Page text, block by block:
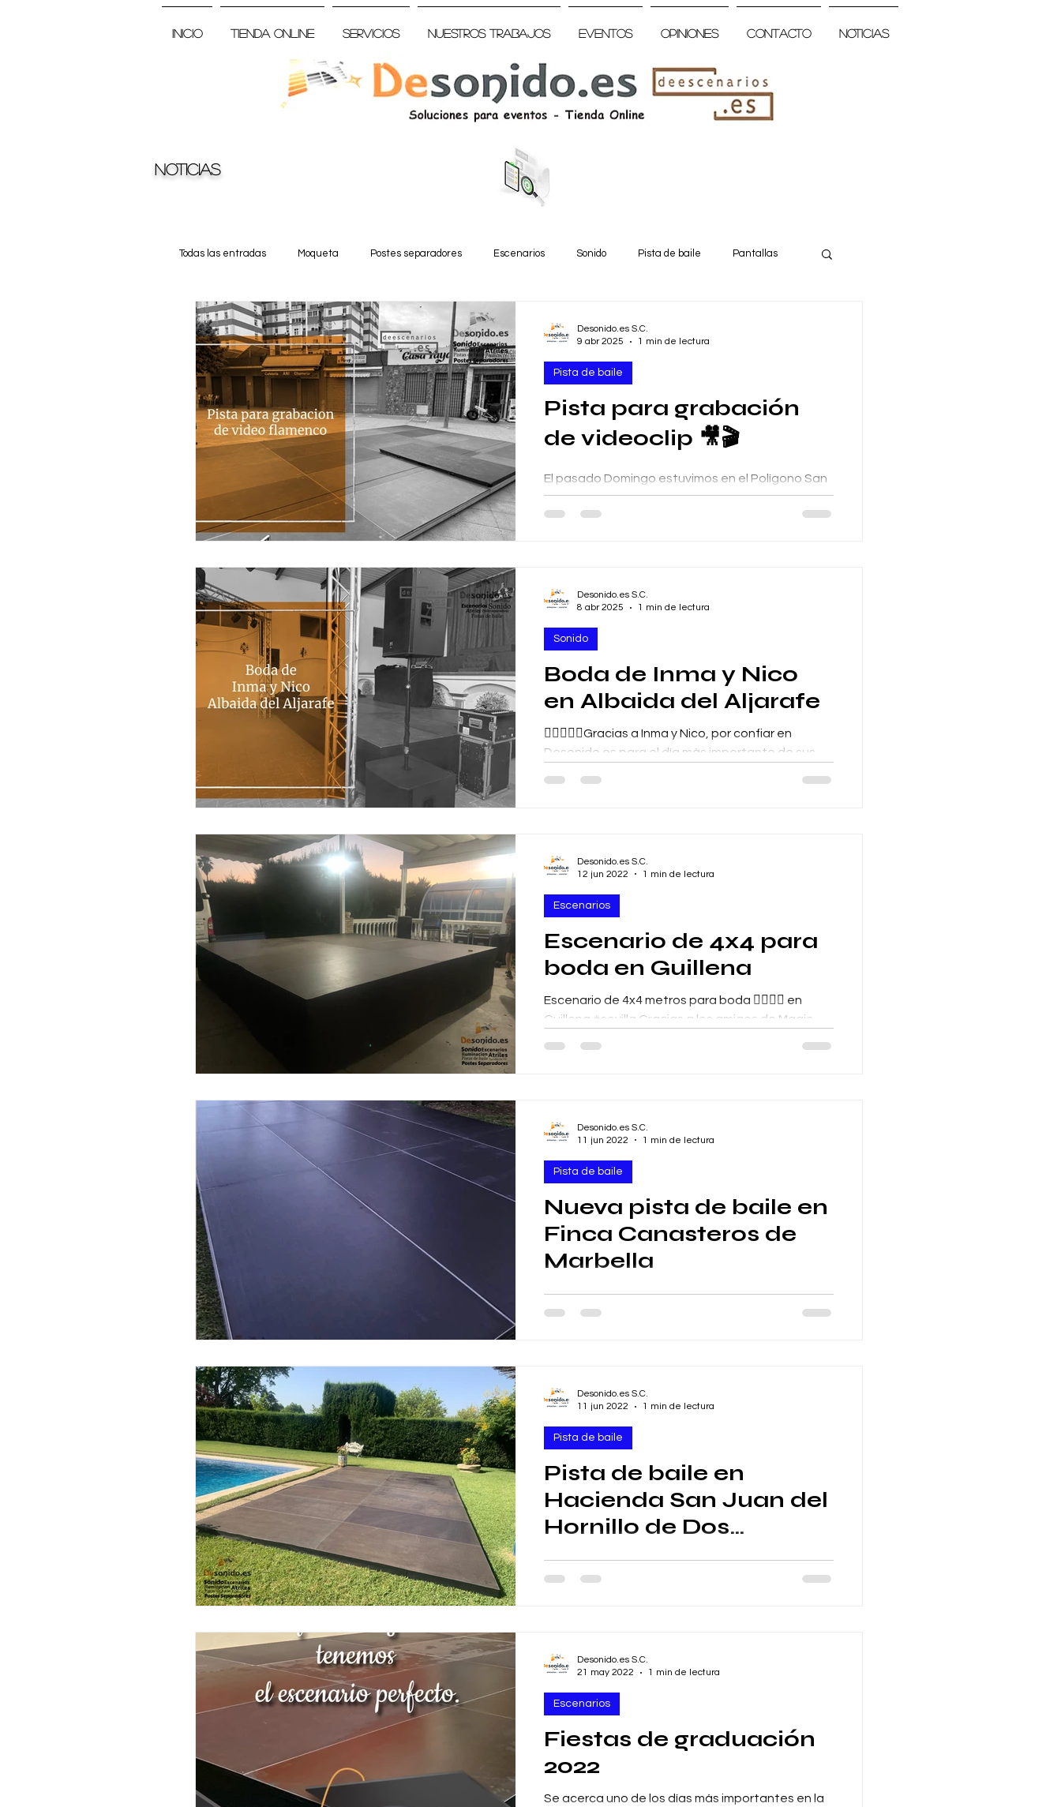
Inicio Tienda Online Servicios Nuestros trabajos Eventos Opiniones Contacto Noticias
Noticias
Todas las entradas Moqueta Postes separadores Escenarios Sonido Pista de baile Pantallas
Truss Noticia
Pista para grabación
de videoclip 🎥🎬
El pasado Domingo estuvimos en el Polígono San
Pablo con una pista de 8x5 metros con tarimas
TM440 para crear una superficie totalmente...
Pista de baile
Desonido.es S.C.
9 abr 2025
1 min de lectura
Boda de Inma y Nico
en Albaida del Aljarafe
👰‍♀️🤵🏼‍♂️Gracias a Inma y Nico, por confiar en
Desonido.es para el día más importante de sus
Sonido
Desonido.es S.C.
8 abr 2025
1 min de lectura
Escenario de 4x4 para
boda en Guillena
Escenario de 4x4 metros para boda 👰‍♀️🤵‍♂️ en
Guillena #sevilla Gracias a los amigos de Magic
Escenarios
Desonido.es S.C.
12 jun 2022
1 min de lectura
Nueva pista de baile en
Finca Canasteros de
Marbella
Nuestro cliente de la Finca Canasteros de
Marbella nos envía imágenes de su nueva pista
Pista de baile
Desonido.es S.C.
11 jun 2022
1 min de lectura
Pista de baile en
Hacienda San Juan del
Hornillo de Dos
Hermanas
Estamos de boda 👰‍♀️🤵‍♂️ en Hacienda San Juan del
Hornillo de Dos Hermanas #sevilla Gracias a
Pista de baile
Desonido.es S.C.
11 jun 2022
1 min de lectura
Fiestas de graduación
2022
Se acerca uno de los días más importantes en la
Escenarios
Desonido.es S.C.
21 may 2022
1 min de lectura